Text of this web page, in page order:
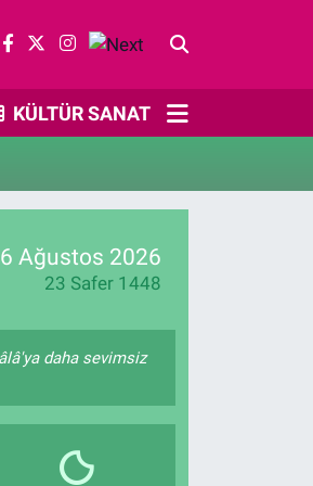
KÜLTÜR SANAT
6 Ağustos 2026
23 Safer 1448
daha sevimsiz